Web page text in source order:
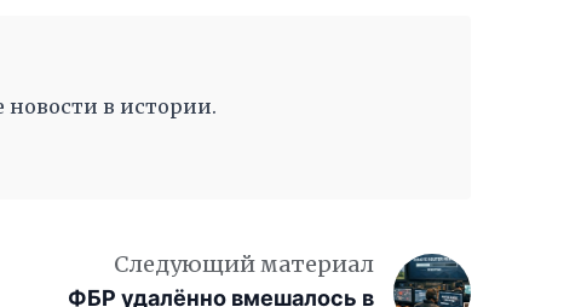
в истории.
Следующий материал
ФБР удалённо вмешалось в